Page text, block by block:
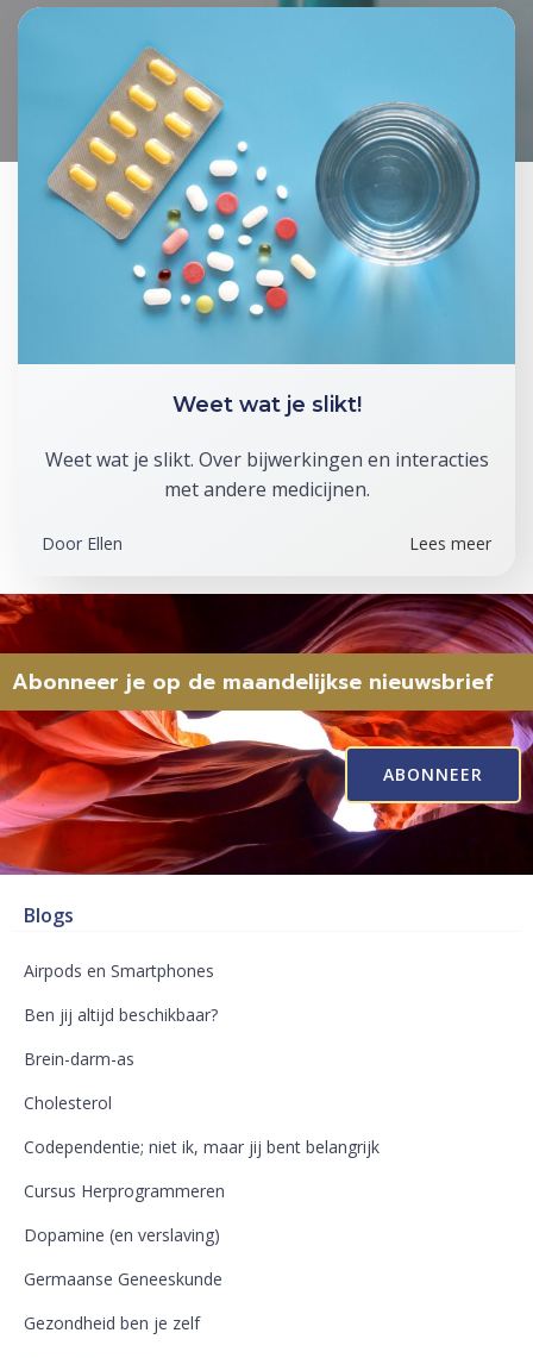
Weet wat je slikt!
Weet wat je slikt. Over bijwerkingen en interacties
met andere medicijnen.
Door Ellen Lees meer
Abonneer je op de maandelijkse nieuwsbrief
ABONNEER
Blogs
Airpods en Smartphones
Ben jij altijd beschikbaar?
Brein-darm-as
Cholesterol
Codependentie; niet ik, maar jij bent belangrijk
Cursus Herprogrammeren
Dopamine (en verslaving)
Germaanse Geneeskunde
Gezondheid ben je zelf